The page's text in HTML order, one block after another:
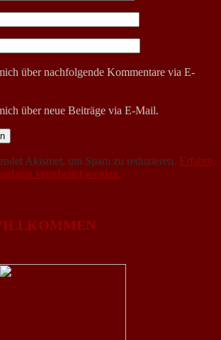
über nachfolgende Kommentare via E-
über neue Beiträge via E-Mail.
Akismet, um Spam zu reduzieren. Erfahre,
verarbeitet werden.